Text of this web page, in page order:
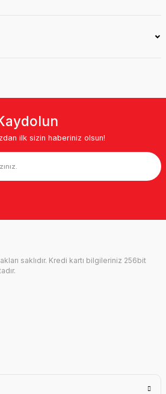
ilk sizin haberiniz olsun!
saklıdır. Kredi kartı bilgileriniz 256bit